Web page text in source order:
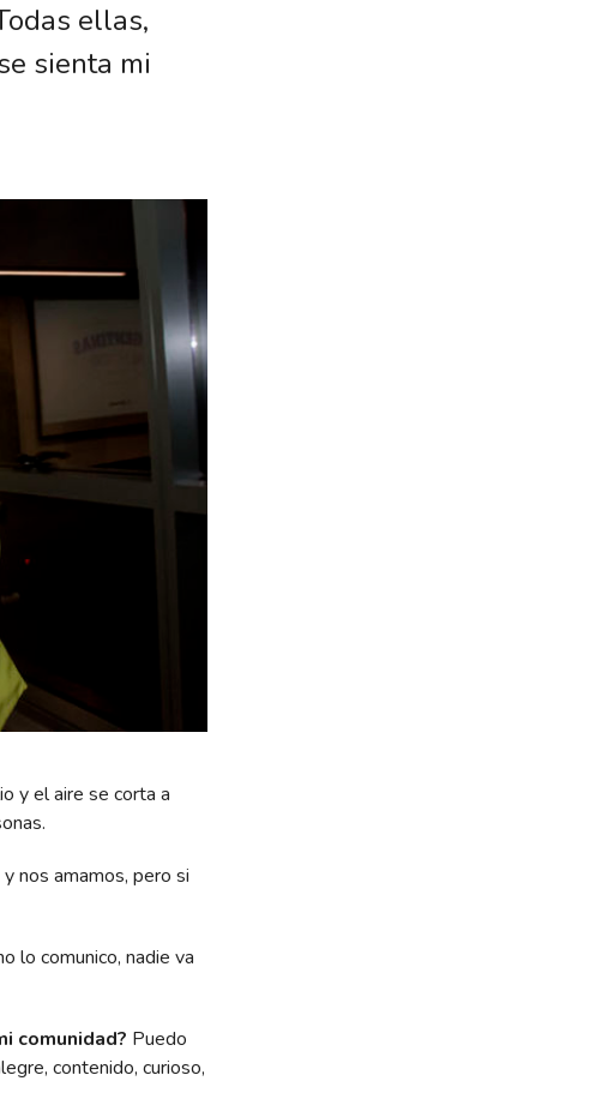
ellas,
sienta mi
y el aire se corta a
nos amamos, pero si
lo comunico, nadie va
comunidad? Puedo
contenido, curioso,